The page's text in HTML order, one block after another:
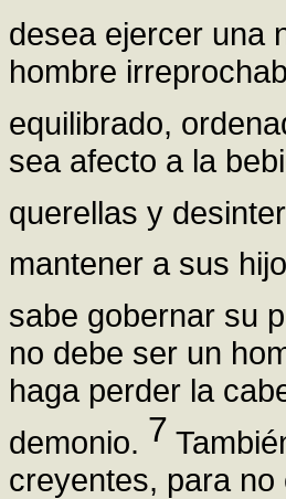
desea ejercer una
hombre
equilibrado,
sea afecto a la
querellas y
mantener a sus
sabe gobernar su
no debe ser un
haga perder la
demonio. 7
creyentes, para